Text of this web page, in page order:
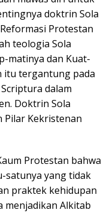
doktrin Sola
Protestan
teologia Sola
matinya dan Kuat-
itu tergantung pada
dalam
Doktrin Sola
Pilar Kekristenan
Protestan bahwa
satunya yang tidak
praktek kehidupan
menjadikan Alkitab